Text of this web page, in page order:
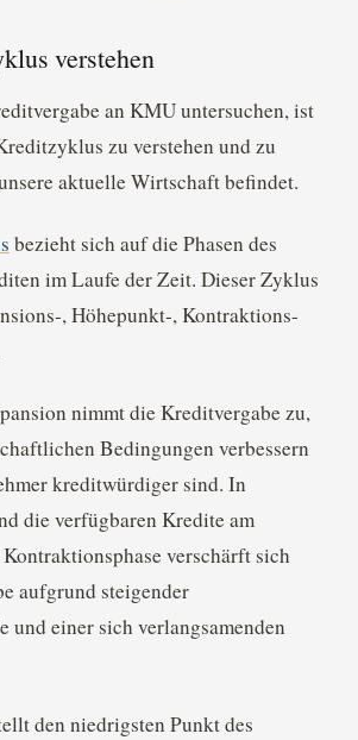
verstehen
an KMU untersuchen, ist
zu verstehen und zu
aktuelle Wirtschaft befindet.
bezieht sich auf die Phasen des
im Laufe der Zeit. Dieser Zyklus
, Höhepunkt-, Kontraktions-
nimmt die Kreditvergabe zu,
Bedingungen verbessern
kreditwürdiger sind. In
die verfügbaren Kredite am
verschärft sich
aufgrund steigender
und einer sich verlangsamenden
den niedrigsten Punkt des